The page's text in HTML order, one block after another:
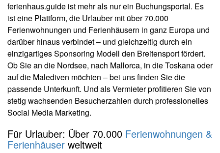
ferienhaus.guide ist mehr als nur ein Buchungsportal. Es
ist eine Plattform, die Urlauber mit über 70.000
Ferienwohnungen und Ferienhäusern in ganz Europa und
darüber hinaus verbindet – und gleichzeitig durch ein
einzigartiges Sponsoring Modell den Breitensport fördert.
Ob Sie an die Nordsee, nach Mallorca, in die Toskana oder
auf die Malediven möchten – bei uns finden Sie die
passende Unterkunft. Und als Vermieter profitieren Sie von
stetig wachsenden Besucherzahlen durch professionelles
Social Media Marketing.
Für Urlauber: Über 70.000 Ferienwohnungen &
Ferienhäuser weltweit